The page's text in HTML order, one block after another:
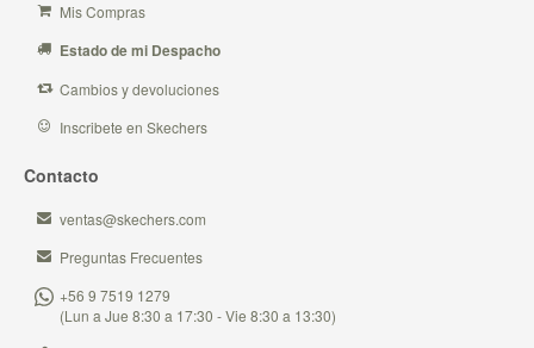
Mis Compras
Estado de mi Despacho
Cambios y devoluciones
Inscribete en Skechers
Contacto
ventas@skechers.com
Preguntas Frecuentes
+56 9 7519 1279
(Lun a Jue 8:30 a 17:30 - Vie 8:30 a 13:30)